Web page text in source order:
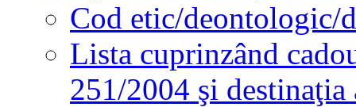
Cod etic/deontologic/
Lista cuprinzând
251/2004 şi destinaţia